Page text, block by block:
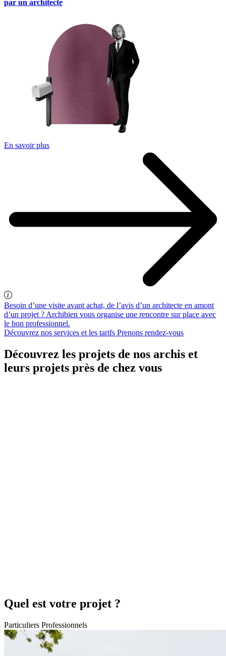
par un architecte
En savoir plus
Besoin d’une visite avant achat, de l’avis d’un architecte en amont
d’un projet ? Archibien vous organise une rencontre sur place avec
le bon professionnel.
Découvrez nos services et les tarifs Prenons rendez-vous
Découvrez les projets de nos archis et
leurs projets près de chez vous
Quel est votre projet ?
Particuliers Professionnels